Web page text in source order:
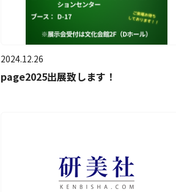
2024.12.26
page2025出展致します！